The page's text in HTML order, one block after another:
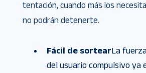
tentación, cuando más los
no podrán detenerte.
Fácil de sortearLa
del usuario compulsivo ya